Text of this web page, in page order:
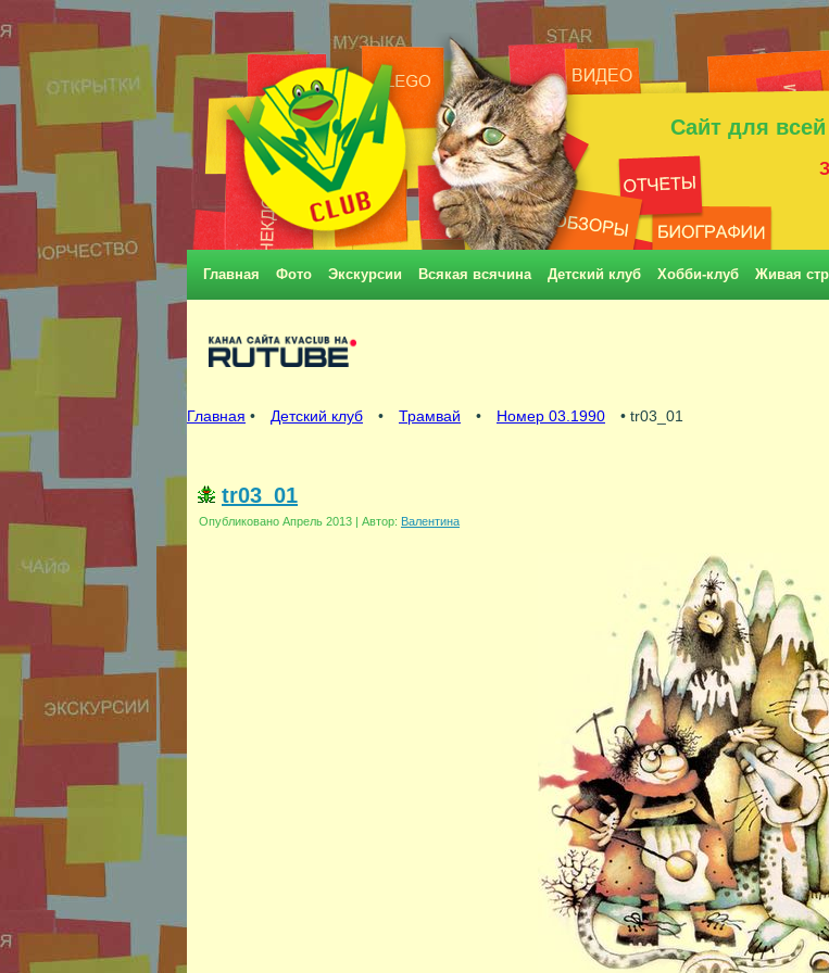
Сайт для
Главная Фото Экскурсии Всякая всячина Детский клуб Хобби-клуб Живая
Главная • Детский клуб • Трамвай • Номер 03.1990 • tr03_01
tr03_01
Опубликовано Апрель 2013 | Автор: Валентина